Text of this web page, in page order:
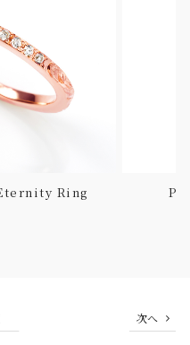
Ring
次へ